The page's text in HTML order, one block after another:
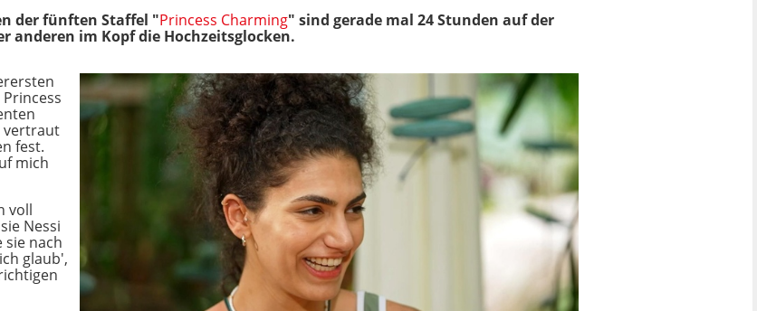
der fünften Staffel "Princess Charming" sind gerade mal 24 Stunden auf der
anderen im Kopf die Hochzeitsglocken.
vertraut
fest.
mich
voll
Nessi
sie nach
glaub',